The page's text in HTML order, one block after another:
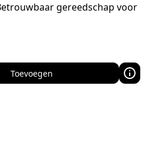
gereedschap voor
Toevoegen